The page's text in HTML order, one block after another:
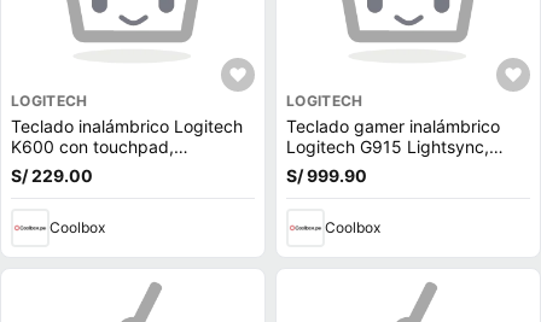
LOGITECH
Teclado inalámbrico Logitech
K600 con touchpad,
bluetooth, compatible smart
TV, usa pilas, negro
S/ 229.00
Coolbox
LOGITECH
Teclado gamer inalámbrico
Logitech G915 Lightsync,
bluetooth, mecánico, RGB,
negro
S/ 999.90
Coolbox